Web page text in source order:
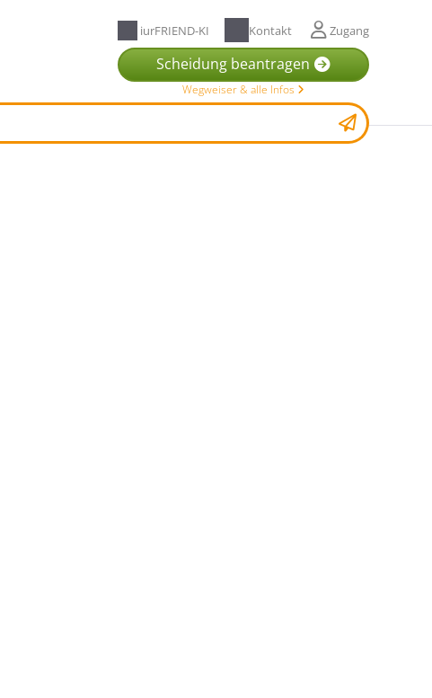
iurFRIEND-KI Kontakt Zugang
Scheidung beantragen
Wegweiser & alle Infos